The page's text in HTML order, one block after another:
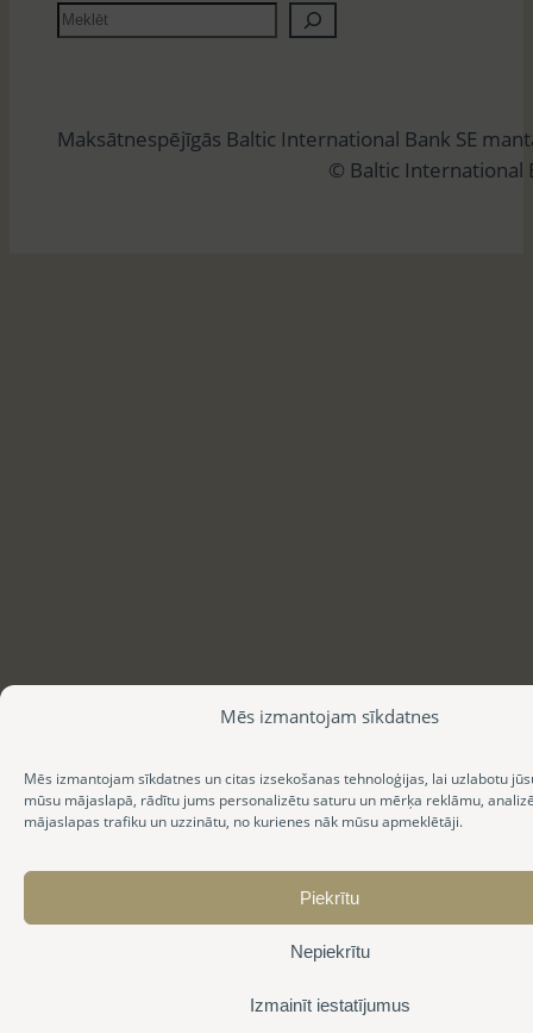
Mēs izmantojam sīkdatnes
Mēs izmantojam sīkdatnes un citas izsekošanas tehnoloģijas, lai uzlabotu
mūsu mājaslapā, rādītu jums personalizētu saturu un mērķa reklāmu,
mājaslapas trafiku un uzzinātu, no kurienes nāk mūsu apmeklētāji.
Piekrītu
Nepiekrītu
Izmainīt iestatījumus
M
e
ē
Maksātnespējīgās Baltic International Bank SE
© Baltic International